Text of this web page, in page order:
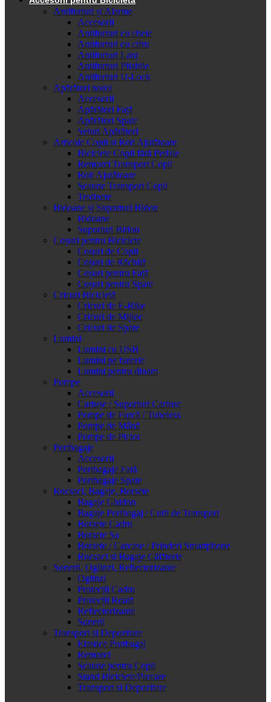
Antifurturi și Alarme
Accesorii
Antifurturi cu cheie
Antifurturi cu cifru
Antifurturi Lanț
Antifurturi Pliabile
Antifurturi U-Lock
Apărători noroi
Accesorii
Apărători Față
Apărători Spate
Seturi Apărători
Articole Copii și Roți Ajutătoare
Biciclete Copii fără Pedale
Remorci Transport Copii
Roți Ajutătoare
Scaune Transport Copii
Trotinete
Bidoane și Suporturi Bidon
Bidoane
Suporturi Bidon
Coșuri pentru Biciclete
Cosuri de Copii
Coșuri de Răchită
Coșuri pentru Față
Coșuri pentru Spate
Cricuri Bicicletă
Cricuri de E-Bike
Cricuri de Mijloc
Cricuri de Spate
Lumini
Lumini cu USB
Lumini pe baterie
Lumini pentru dinam
Pompe
Accesorii
Cartușe / Suporturi Cartușe
Pompe de Furcă / Tubeless
Pompe de Mână
Pompe de Picior
Portbagaje
Accesorii
Portbagaje Față
Portbagaje Spate
Rucsaci, Bagaje, Borsete
Bagaje Ghidon
Bagaje Portbagaj / Cutii de Transport
Borsete Cadru
Borsete Șa
Borsete / Carcase / Prinderi Smartphone
Rucsaci și Bagaje Călătorie
Sonerii, Oglinzi, Reflectorizante
Oglinzi
Protecții Cadru
Protecții Roată
Reflectorizante
Sonerii
Transport și Depozitare
Elastice Portbagaj
Remorci
Scaune pentru Copii
Stand Biciclete/Parcare
Transport si Depozitare